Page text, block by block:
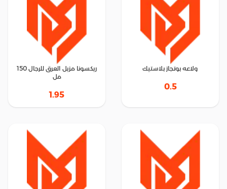
ولاعه بوتجاز بلاستيك
0.5
ريكسونا مزيل العرق للرجال 150
مل
1.95